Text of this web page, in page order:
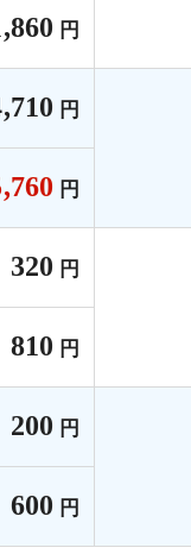
円
円
円
320 円
810 円
200 円
600 円